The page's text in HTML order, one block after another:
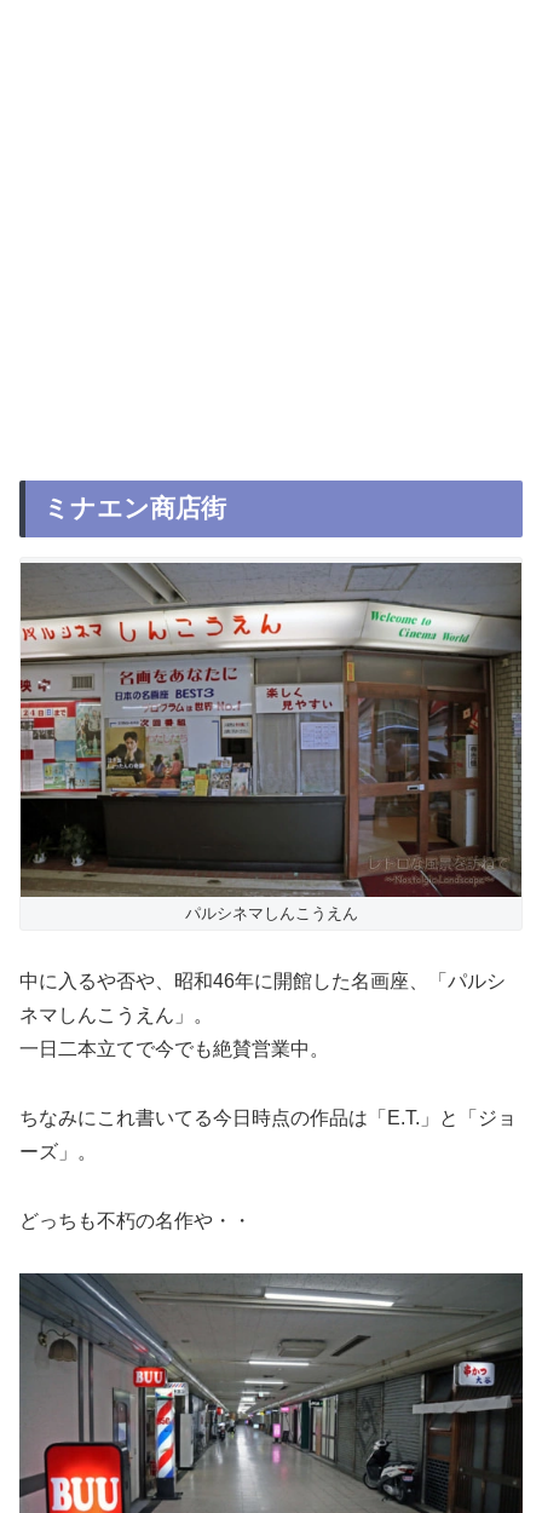
ミナエン商店街
パルシネマしんこうえん
中に入るや否や、昭和46年に開館した名画座、「パルシ
ネマしんこうえん」。
一日二本立てで今でも絶賛営業中。
ちなみにこれ書いてる今日時点の作品は「E.T.」と「ジョ
ーズ」。
どっちも不朽の名作や・・